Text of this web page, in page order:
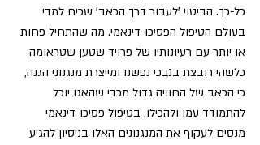
כל-כך. הביטוי 'לעבור דרך הכאב' שכיח למדי
בעולם הטיפול הפסיכו-דינאמי. מה שהתחיל פחות
או יותר עם רעיונותיו של פרויד שטען שטראומה
כלשהי רובצת בנבכי נפשנו ומייצרת מנגנוני הגנה,
כי הכאב של החוויה גדול מכדי שהאגו יוכל
להתמודד עמו ולהכילו. בטיפול פסיכו-דינאמי
מנסים לעקוף את המנגנונים האלו בניסיון להגיע